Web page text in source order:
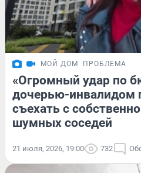
МОЙ ДОМ ПРОБЛЕМА
«Огромный удар по
дочерью-инвалидом
съехать с
шумных соседей
21 июля, 2026, 19:00 732